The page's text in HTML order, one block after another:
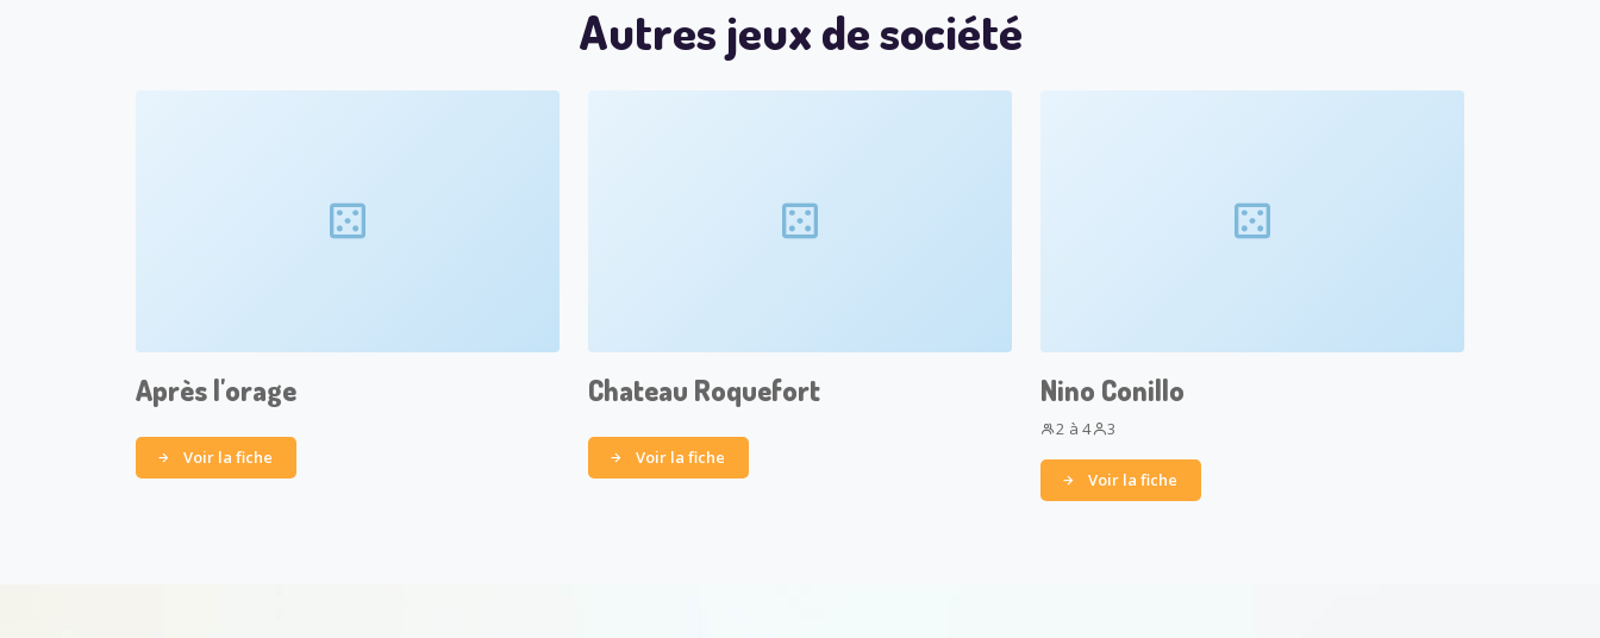
Autres jeux de société
Après l'orage
Voir la fiche
Chateau Roquefort
Voir la fiche
Nino Conillo
2 à 4 3
Voir la fiche